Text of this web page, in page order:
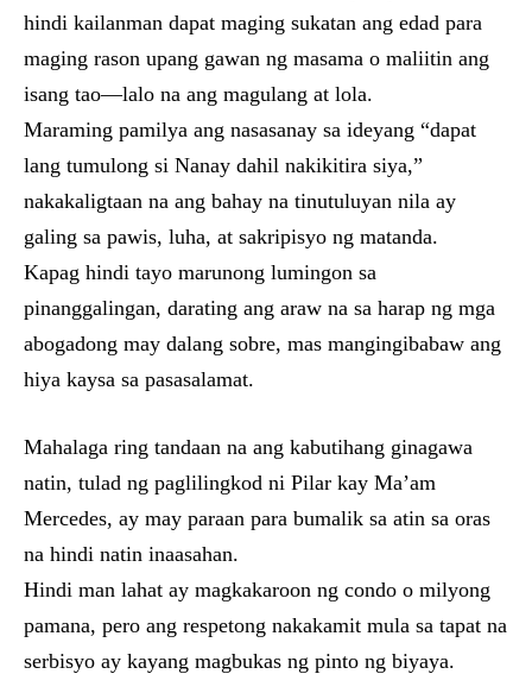
hindi kailanman dapat maging sukatan ang edad para
maging rason upang gawan ng masama o maliitin ang
isang tao—lalo na ang magulang at lola.
Maraming pamilya ang nasasanay sa ideyang “dapat
lang tumulong si Nanay dahil nakikitira siya,”
nakakaligtaan na ang bahay na tinutuluyan nila ay
galing sa pawis, luha, at sakripisyo ng matanda.
Kapag hindi tayo marunong lumingon sa
pinanggalingan, darating ang araw na sa harap ng mga
abogadong may dalang sobre, mas mangingibabaw ang
hiya kaysa sa pasasalamat.
Mahalaga ring tandaan na ang kabutihang ginagawa
natin, tulad ng paglilingkod ni Pilar kay Ma’am
Mercedes, ay may paraan para bumalik sa atin sa oras
na hindi natin inaasahan.
Hindi man lahat ay magkakaroon ng condo o milyong
pamana, pero ang respetong nakakamit mula sa tapat na
serbisyo ay kayang magbukas ng pinto ng biyaya.